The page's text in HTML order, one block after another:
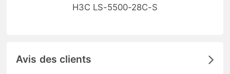
H3C LS-5500-28C-S
Avis des clients